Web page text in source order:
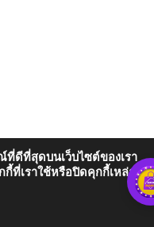
ดีที่สุดบนเว็บไซต์ของเรา
ที่เราใช้หรือปิดคุกกี้เหล่านั้น